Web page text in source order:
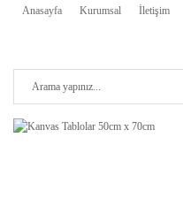
Anasayfa Kurumsal İletişim